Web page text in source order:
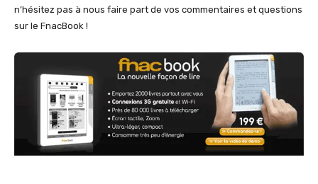
n’hésitez pas à nous faire part de vos commentaires et questions
sur le FnacBook !